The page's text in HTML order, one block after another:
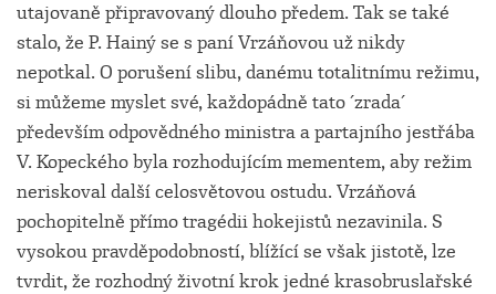
utajovaně připravovaný dlouho předem. Tak se také
stalo, že P. Hainý se s paní Vrzáňovou už nikdy
nepotkal. O porušení slibu, danému totalitnímu režimu,
si můžeme myslet své, každopádně tato ´zrada´
především odpovědného ministra a partajního jestřába
V. Kopeckého byla rozhodujícím mementem, aby režim
neriskoval další celosvětovou ostudu. Vrzáňová
pochopitelně přímo tragédii hokejistů nezavinila. S
vysokou pravděpodobností, blížící se však jistotě, lze
tvrdit, že rozhodný životní krok jedné krasobruslařské